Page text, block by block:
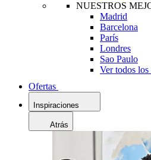
NUESTROS
Madrid
Barcelona
París
Londres
Sao Paulo
Ver todos los
Ofertas
Inspiraciones
Atrás